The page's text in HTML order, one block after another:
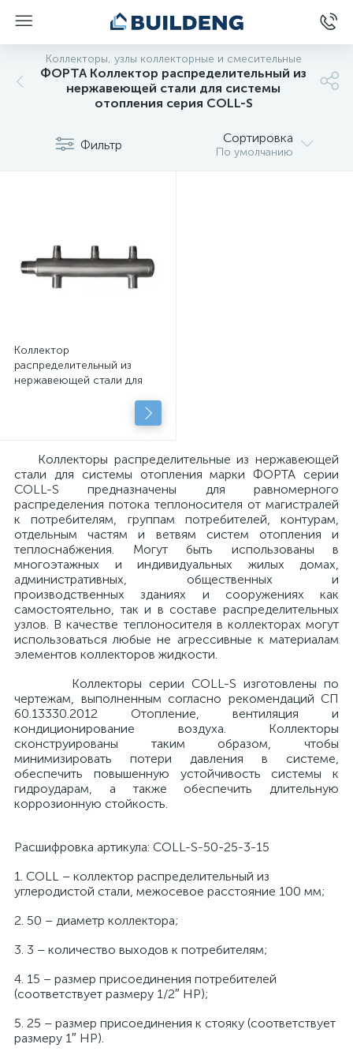
Коллекторы, узлы коллекторные и смесительные
ФОРТА Коллектор распределительный из
нержавеющей стали для системы
отопления серия COLL-S
Фильтр Сортировка
По умолчанию
Коллектор
распределительный из
нержавеющей стали для
Коллекторы распределительные из нержавеющей
стали для системы отопления марки ФОРТА серии
COLL-S предназначены для равномерного
распределения потока теплоносителя от магистралей
к потребителям, группам потребителей, контурам,
отдельным частям и ветвям систем отопления и
теплоснабжения. Могут быть использованы в
многоэтажных и индивидуальных жилых домах,
административных, общественных и
производственных зданиях и сооружениях как
самостоятельно, так и в составе распределительных
узлов. В качестве теплоносителя в коллекторах могут
использоваться любые не агрессивные к материалам
элементов коллекторов жидкости.
Коллекторы серии COLL-S изготовлены по
чертежам, выполненным согласно рекомендаций СП
60.13330.2012 Отопление, вентиляция и
кондиционирование воздуха. Коллекторы
сконструированы таким образом, чтобы
минимизировать потери давления в системе,
обеспечить повышенную устойчивость системы к
гидроударам, а также обеспечить длительную
коррозионную стойкость.
Расшифровка артикула: COLL-S-50-25-3-15
1. COLL – коллектор распределительный из
углеродистой стали, межосевое расстояние 100 мм;
2. 50 – диаметр коллектора;
3. 3 – количество выходов к потребителям;
4. 15 – размер присоединения потребителей
(соответствует размеру 1/2″ НР);
5. 25 – размер присоединения к стояку (соответствует
размеру 1″ НР).